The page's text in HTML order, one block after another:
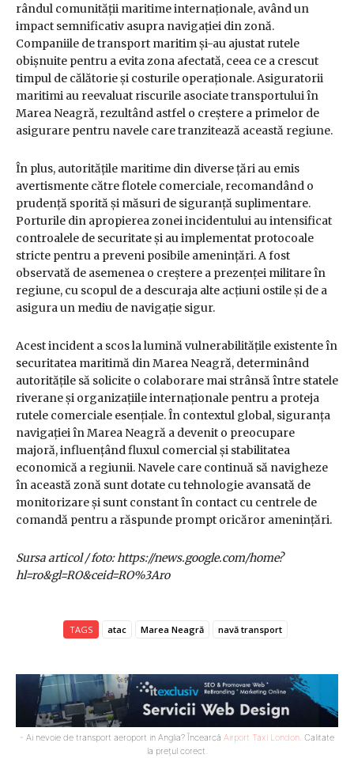
rândul comunității maritime internaționale, având un
impact semnificativ asupra navigației din zonă.
Companiile de transport maritim și-au ajustat rutele
obișnuite pentru a evita zona afectată, ceea ce a crescut
timpul de călătorie și costurile operaționale. Asiguratorii
maritimi au reevaluat riscurile asociate transportului în
Marea Neagră, rezultând astfel o creștere a primelor de
asigurare pentru navele care tranzitează această regiune.
În plus, autoritățile maritime din diverse țări au emis
avertismente către flotele comerciale, recomandând o
prudență sporită și măsuri de siguranță suplimentare.
Porturile din apropierea zonei incidentului au intensificat
controalele de securitate și au implementat protocoale
stricte pentru a preveni posibile amenințări. A fost
observată de asemenea o creștere a prezenței militare în
regiune, cu scopul de a descuraja alte acțiuni ostile și de a
asigura un mediu de navigație sigur.
Acest incident a scos la lumină vulnerabilitățile existente în
securitatea maritimă din Marea Neagră, determinând
autoritățile să solicite o colaborare mai strânsă între statele
riverane și organizațiile internaționale pentru a proteja
rutele comerciale esențiale. În contextul global, siguranța
navigației în Marea Neagră a devenit o preocupare
majoră, influențând fluxul comercial și stabilitatea
economică a regiunii. Navele care continuă să navigheze
în această zonă sunt dotate cu tehnologie avansată de
monitorizare și sunt constant în contact cu centrele de
comandă pentru a răspunde prompt oricăror amenințări.
Sursa articol / foto: https://news.google.com/home?
hl=ro&gl=RO&ceid=RO%3Aro
TAGS atac Marea Neagră navă transport
- Ai nevoie de transport aeroport in Anglia? Încearcă Airport Taxi London. Calitate
la prețul corect.